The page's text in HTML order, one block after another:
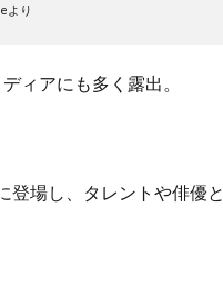
より
ィアにも多く露出。
場し、タレントや俳優